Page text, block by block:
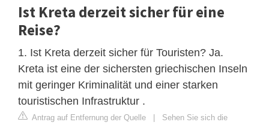
Ist Kreta derzeit sicher für eine
Reise?
1. Ist Kreta derzeit sicher für Touristen? Ja.
Kreta ist eine der sichersten griechischen Inseln
mit geringer Kriminalität und einer starken
touristischen Infrastruktur .
Antrag auf Entfernung der Quelle | Sehen Sie sich die